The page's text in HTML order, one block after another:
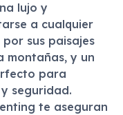
lujo y
a cualquier
sus paisajes
montañas, y un
para
seguridad.
te aseguran